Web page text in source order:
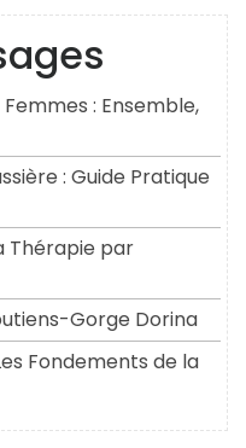
: Ensemble,
: Guide Pratique
Thérapie par
Gorge Dorina
Fondements de la